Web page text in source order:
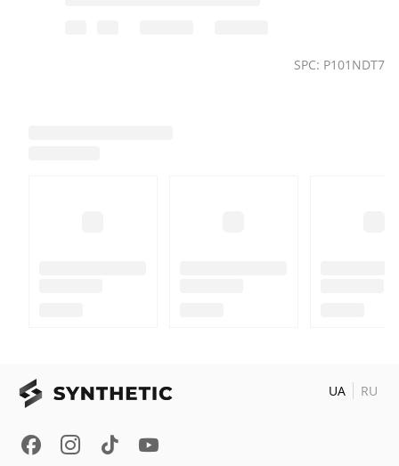
SPC: P101NDT7
UA RU